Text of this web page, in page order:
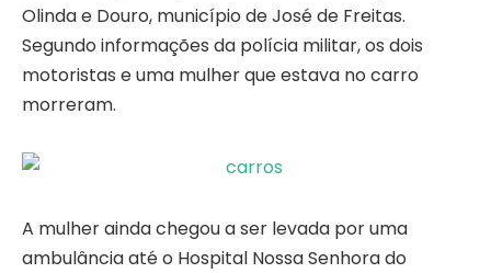
Olinda e Douro, município de José de Freitas.
Segundo informações da polícia militar, os dois
motoristas e uma mulher que estava no carro
morreram.
A mulher ainda chegou a ser levada por uma
ambulância até o Hospital Nossa Senhora do